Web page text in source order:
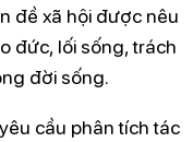
đề xã hội được nêu
đức, lối sống, trách
đời sống.
cầu phân tích tác